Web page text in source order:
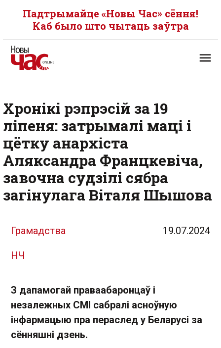
Падтрымайце «Новы Час» сёння!
Каб было што чытаць заўтра
Хронікі рэпрэсій за 19
ліпеня: затрымалі маці і
цётку анархіста
Аляксандра Францкевіча,
завочна судзілі сябра
загінулага Віталя Шышова
Грамадства 19.07.2024
НЧ
З дапамогай праваабаронцаў і
незалежных СМІ сабралі асноўную
інфармацыю пра пераслед у Беларусі за
сённяшні дзень.